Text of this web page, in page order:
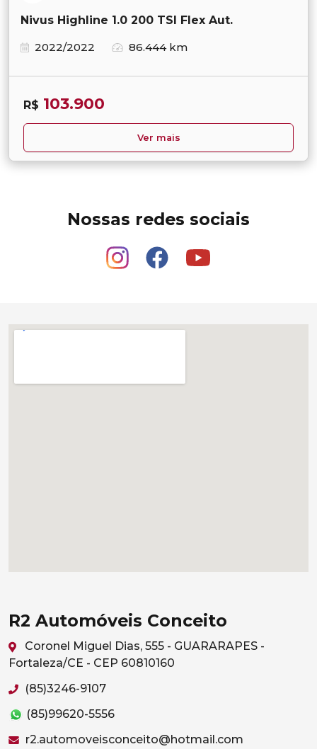
Nivus Highline 1.0 200 TSI Flex Aut.
2022/2022
86.444 km
R$ 103.900
Ver mais
Nossas redes sociais
R2 Automóveis Conceito
Coronel Miguel Dias, 555 - GUARARAPES -
Fortaleza/CE - CEP 60810160
(85)3246-9107
(85)99620-5556
r2.automoveisconceito@hotmail.com